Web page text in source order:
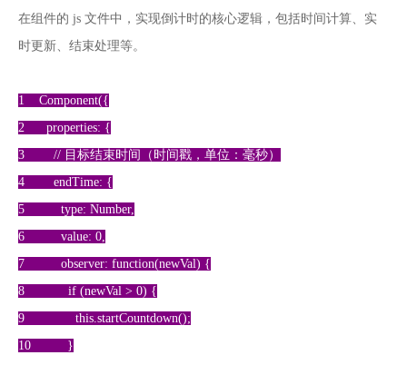
在组件的 js 文件中，实现倒计时的核心逻辑，包括时间计算、实
时更新、结束处理等。
1 Component({
2 properties: {
3 // 目标结束时间（时间戳，单位：毫秒）
4 endTime: {
5 type: Number,
6 value: 0,
7 observer: function(newVal) {
8 if (newVal > 0) {
9 this.startCountdown();
10 }